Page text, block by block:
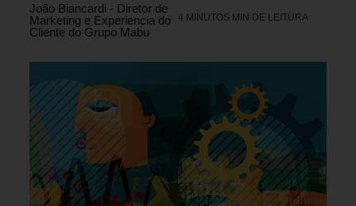
João Biancardi - Diretor de
Marketing e Experiencia do
Cliente do Grupo Mabu
4 MINUTOS MIN DE LEITURA